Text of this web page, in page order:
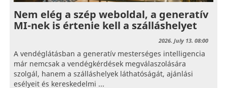
Nem elég a szép weboldal, a generatív
MI-nek is értenie kell a szálláshelyet
2026. July 13. 08:00
A vendéglátásban a generatív mesterséges intelligencia
már nemcsak a vendégkérdések megválaszolására
szolgál, hanem a szálláshelyek láthatóságát, ajánlási
esélyeit és kereskedelmi ...